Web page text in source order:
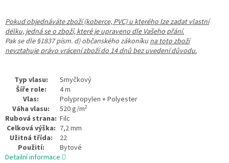
Pokud objednáváte zboží (koberce, PVC) u kterého lze zadat vlastní
délku, jedná se o zboží, které je upraveno dle Vašeho přání.
Pak se dle §1837 písm. d) občanského zákoníku na toto zboží
nevztahuje právo vrácení zboží do 14 dnů bez uvedení důvodu.
Typ vlasu:
Smyčkový
Šíře role:
4 m
Vlas:
Polypropylen + Polyester
Váha vlasu:
520 g/m2
Rubová strana: Filc
Celková výška: 7,2 mm
Užitná třída:
22
Použití:
Bytové
Detailní informace